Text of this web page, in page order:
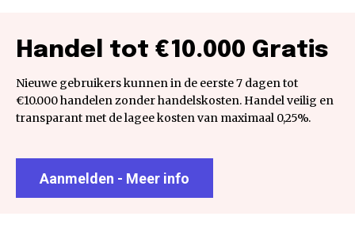
Handel tot €10.000 Gratis
Nieuwe gebruikers kunnen in de eerste 7 dagen tot
€10.000 handelen zonder handelskosten. Handel veilig en
transparant met de lagee kosten van maximaal 0,25%.
Aanmelden - Meer info